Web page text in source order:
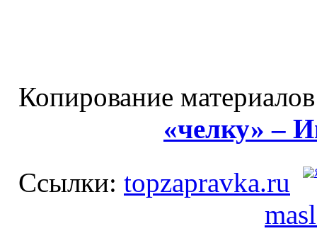
Копирование
«челку» –
Ссылки: topzapravka.ru